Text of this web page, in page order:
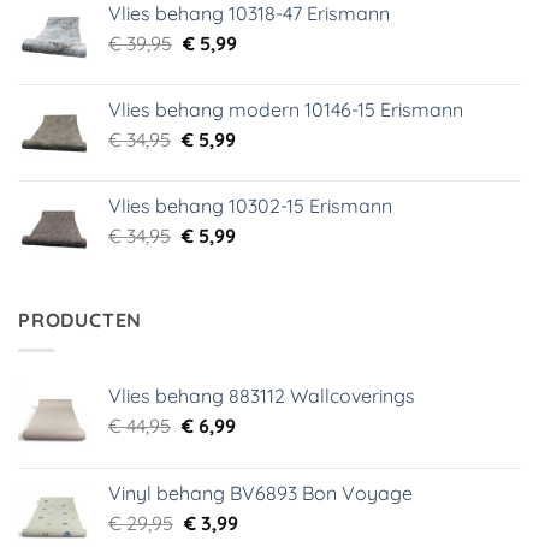
€ 29,95.€ 5,99.
Vlies behang 10318-47 Erismann
€39,95 Oorspronkelijke
€ 39,95.
€5,99Huidige
€ 5,99.
Vlies behang modern 10146-15 Erismann
€34,95 Oorspronkelijke
€ 34,95.
€5,99Huidige
€ 5,99.
Vlies behang 10302-15 Erismann
€34,95 Oorspronkelijke
€5,99Huidige
PRODUCTEN
Vlies behang 883112 Wallcoverings
€44,95 Oorspronkelijke
€ 44,95.
€6,99Huidige
€ 6,99.
Vinyl behang BV6893 Bon Voyage
€29,95 Oorspronkelijke
€3,99Huidige